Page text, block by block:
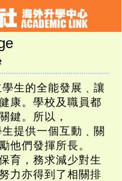
生的全能發展﹑讓
康。學校及職員都
鍵。所以，
提供一個互動﹑關
他們發揮所長。
育，務求減少對生
力亦得到了相關排